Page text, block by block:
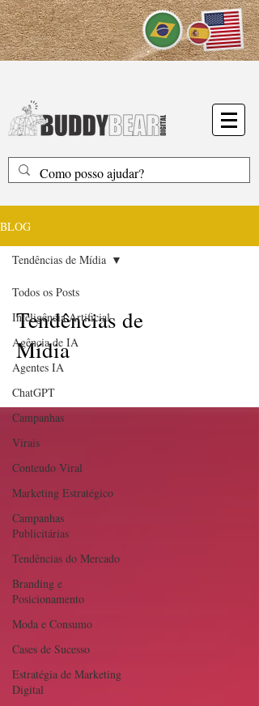
BLOG
Todos os Posts
Inteligência Artificial
Agência de IA
Agentes IA
ChatGPT
Campanhas
Virais
Conteudo Viral
Marketing Estratégico
Campanhas
Publicitárias
Tendências do Mercado
Branding e
Posicionamento
Moda e Consumo
Cases de Sucesso
Estratégia de Marketing
Digital
Tendências de Mídia
Tendências de
Mídia